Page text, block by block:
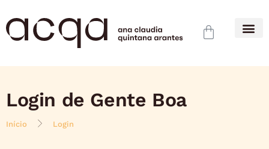
Login de Gente Boa
Início Login